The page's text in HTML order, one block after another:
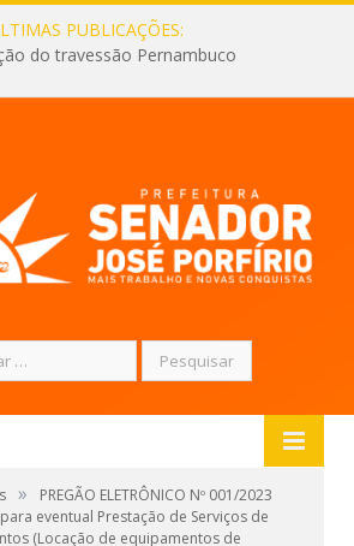
PUBLICAÇÕES:
do travessão Pernambuco
»
PREGÃO ELETRÔNICO Nº 001/2023
eventual Prestação de Serviços de
(Locação de equipamentos de